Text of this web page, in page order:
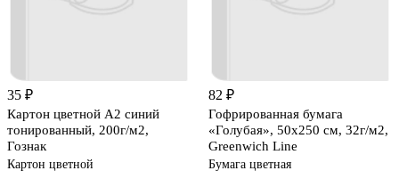
35 ₽
Картон цветной А2 синий
тонированный, 200г/м2,
Гознак
Картон цветной
82 ₽
Гофрированная бумага
«Голубая», 50х250 см, 32г/м2,
Greenwich Line
Бумага цветная